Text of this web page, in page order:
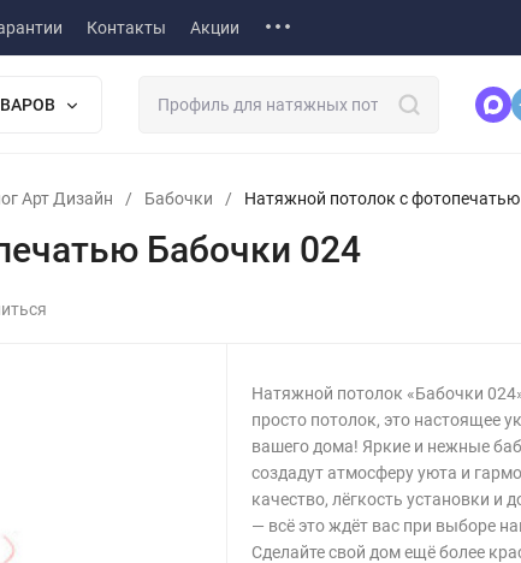
Контакты Акции
Арт Дизайн / Бабочки / Натяжной потолок с
Бабочки 024
Натяжной потолок «Бабочки
просто потолок, это настоящее
вашего дома! Яркие и нежные
создадут атмосферу уюта и
качество, лёгкость установки и
— всё это ждёт вас при выборе
Сделайте свой дом ещё более